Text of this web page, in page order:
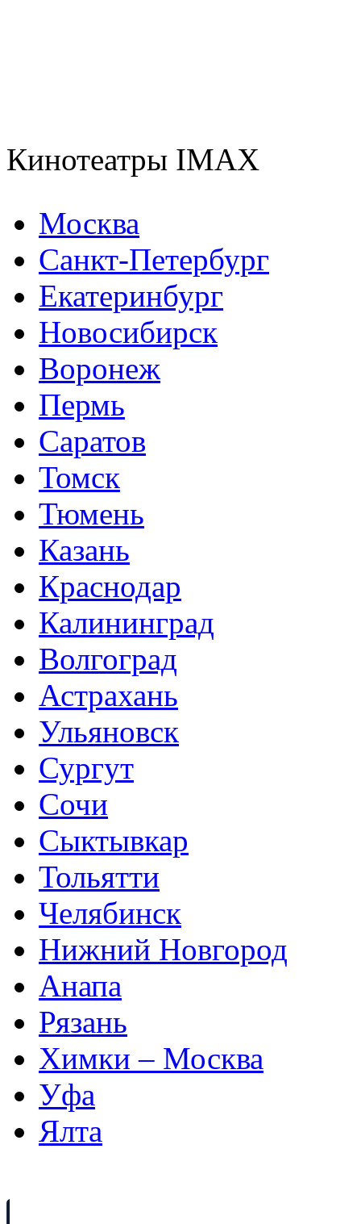
Кинотеатры IMAX
Москва
Санкт-Петербург
Екатеринбург
Новосибирск
Воронеж
Пермь
Саратов
Томск
Тюмень
Казань
Краснодар
Калининград
Волгоград
Астрахань
Ульяновск
Сургут
Сочи
Сыктывкар
Тольятти
Челябинск
Нижний Новгород
Анапа
Рязань
Химки – Москва
Уфа
Ялта